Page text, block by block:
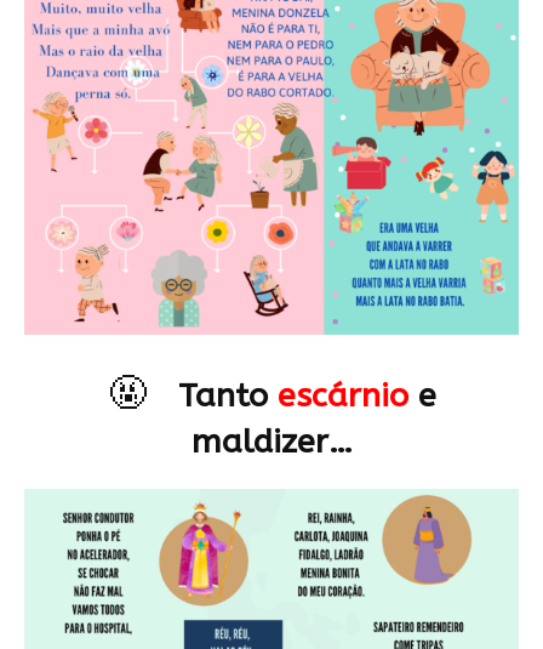
🤬 Tanto escárnioe
maldizer…